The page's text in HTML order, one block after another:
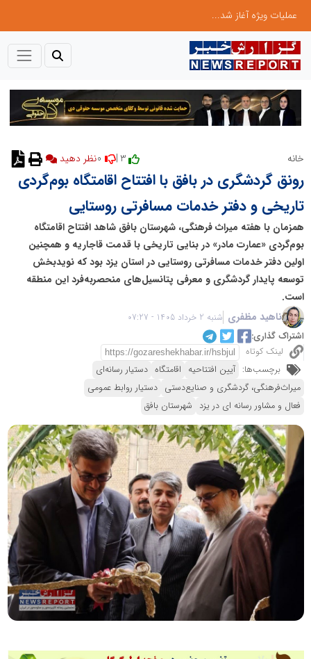
عملیات ویژه آغاز شد...
خانه 3 | نظر دهید
رونق گردشگری در بافق با افتتاح اقامتگاه بوم‌گردی
تاریخی و دفتر خدمات مسافرتی روستایی
همزمان با هفته میراث فرهنگی، شهرستان بافق شاهد افتتاح اقامتگاه
بوم‌گردی «عمارت مادر» در بنایی تاریخی با قدمت قاجاریه و همچنین
اولین دفتر خدمات مسافرتی روستایی در استان یزد بود که نویدبخش
توسعه پایدار گردشگری و معرفی پتانسیل‌های منحصربه‌فرد این منطقه
است.
ناهید مظفری شنبه 2 خرداد 1405 - 07:27
اشتراک گذاری:
لینک کوتاه
برچسب‌ها: آیین افتتاحیه اقامتگاه دستیار رسانه‌ای
میراث‌فرهنگی، گردشگری و صنایع‌دستی دستیار روابط عمومی
فعال و مشاور رسانه ای در یزد شهرستان بافق